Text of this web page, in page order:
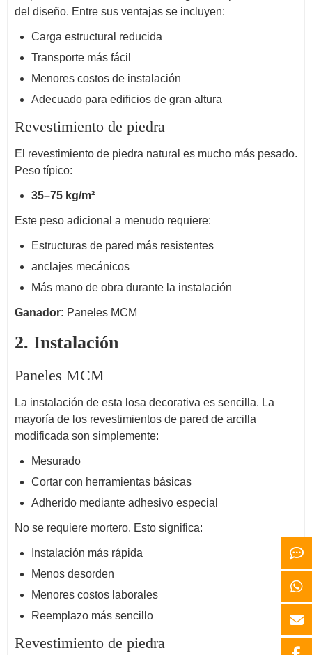
del diseño. Entre sus ventajas se incluyen:
Carga estructural reducida
Transporte más fácil
Menores costos de instalación
Adecuado para edificios de gran altura
Revestimiento de piedra
El revestimiento de piedra natural es mucho más pesado.
Peso típico:
35–75 kg/m²
Este peso adicional a menudo requiere:
Estructuras de pared más resistentes
anclajes mecánicos
Más mano de obra durante la instalación
Ganador: Paneles MCM
2. Instalación
Paneles MCM
La instalación de esta losa decorativa es sencilla. La
mayoría de los revestimientos de pared de arcilla
modificada son simplemente:
Mesurado
Cortar con herramientas básicas
Adherido mediante adhesivo especial
No se requiere mortero. Esto significa:
Instalación más rápida
Menos desorden
Menores costos laborales
Reemplazo más sencillo
Revestimiento de piedra